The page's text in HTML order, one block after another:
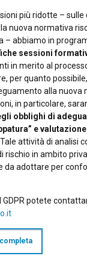
più ridotte – sulle
nuova normativa
– abbiamo in
sessioni
in merito al
per quanto
alla nuova
in particolare,
obblighi di
e
. Tale attività di analisi
rischio in ambito
da adottare per
potete